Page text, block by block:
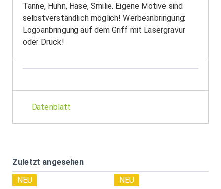
Tanne, Huhn, Hase, Smilie. Eigene Motive sind
selbstverständlich möglich! Werbeanbringung:
Logoanbringung auf dem Griff mit Lasergravur
oder Druck!
Datenblatt
Zuletzt angesehen
NEU NEU